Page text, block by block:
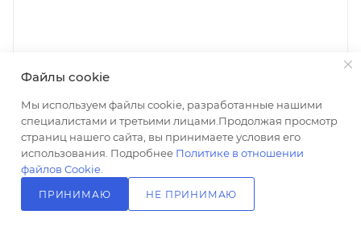
Файлы cookie
Мы используем файлы cookie, разработанные нашими
специалистами и третьими лицами.Продолжая просмотр
страниц нашего сайта, вы принимаете условия его
использования. Подробнее Политике в отношении
файлов Cookie
ПРИНИМАЮ НЕ ПРИНИМАЮ